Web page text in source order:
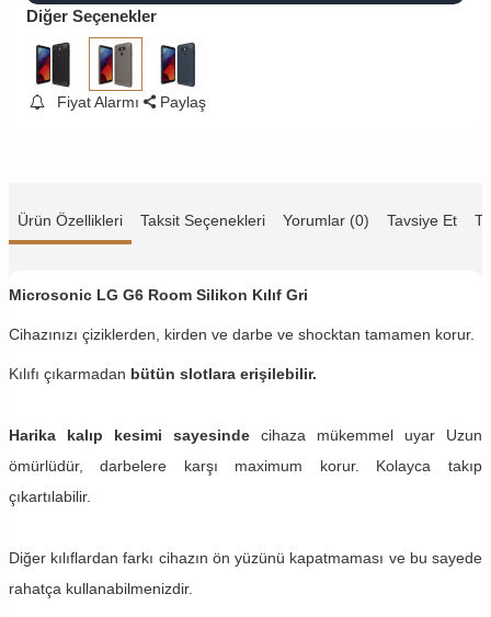
Diğer Seçenekler
Fiyat Alarmı Paylaş
Ürün Özellikleri Taksit Seçenekleri Yorumlar (0) Tavsiye Et
Microsonic LG G6 Room Silikon Kılıf Gri
Cihazınızı çiziklerden, kirden ve darbe ve shocktan tamamen korur.
Kılıfı çıkarmadan bütün slotlara erişilebilir.
Harika kalıp kesimi sayesindecihaza mükemmel uyar Uzun
ömürlüdür, darbelere karşı maximum korur. Kolayca takıp
çıkartılabilir.
Diğer kılıflardan farkı cihazın ön yüzünü kapatmaması ve bu sayede
rahatça kullanabilmenizdir.